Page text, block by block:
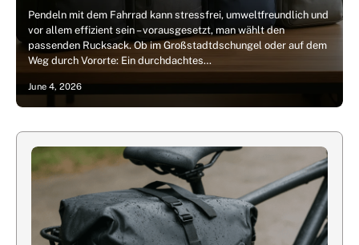
Pendeln mit dem Fahrrad kann stressfrei, umweltfreundlich und
vor allem effizient sein – vorausgesetzt, man wählt den
passenden Rucksack. Ob im Großstadtdschungel oder auf dem
Weg durch Vororte: Ein durchdachtes…
June 4, 2026